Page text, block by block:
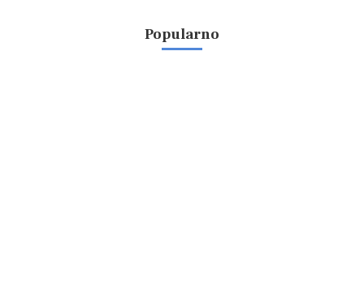
Popularno